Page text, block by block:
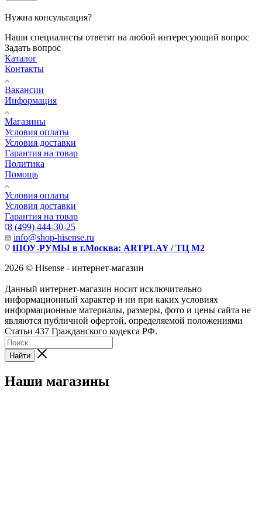
Нужна консультация?
Наши специалисты ответят на любой интересующий вопрос
Задать вопрос
Каталог
Контакты
Вакансии
Информация
Магазины
Условия оплаты
Условия доставки
Гарантия на товар
Политика
Помощь
Условия оплаты
Условия доставки
Гарантия на товар
8 (499) 444-30-25
info@shop-hisense.ru
ШОУ-РУМЫ в г.Москва: ARTPLAY / ТЦ М2
2026 © Hisense - интернет-магазин
Данный интернет-магазин носит исключительно
информационный характер и ни при каких условиях
информационные материалы, размеры, фото и цены сайта не
являются публичной офертой, определяемой положениями
Статьи 437 Гражданского кодекса РФ.
Найти
Наши магазины